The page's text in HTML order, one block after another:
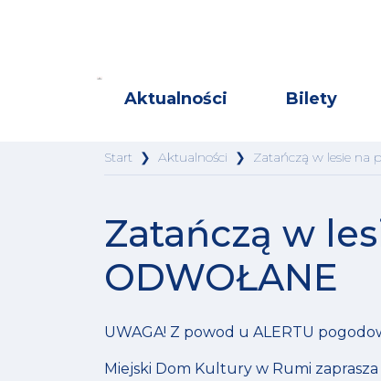
Aktualności Bilety
Start ❯ Aktualności ❯ Zatańczą w lesie na
Zatańczą w
ODWOŁANE
UWAGA! Z powod u ALERTU
Miejski Dom Kultury w Rumi